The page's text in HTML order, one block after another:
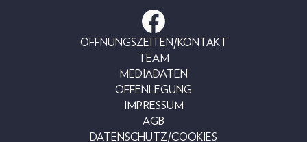
ÖFFNUNGSZEITEN/KONTAKT
TEAM
MEDIADATEN
OFFENLEGUNG
IMPRESSUM
AGB
DATENSCHUTZ/COOKIES